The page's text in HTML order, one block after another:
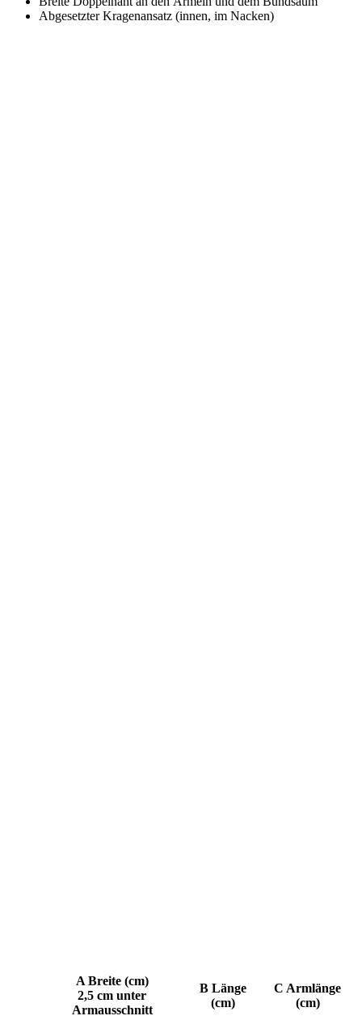
Abgesetzter Kragenansatz (innen, im Nacken)
A Breite (cm)
2,5 cm unter
Armausschnitt
B Länge
(cm)
C Armlänge
(cm)